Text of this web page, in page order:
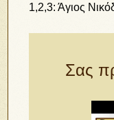
1,2,3: Άγιος
Σας